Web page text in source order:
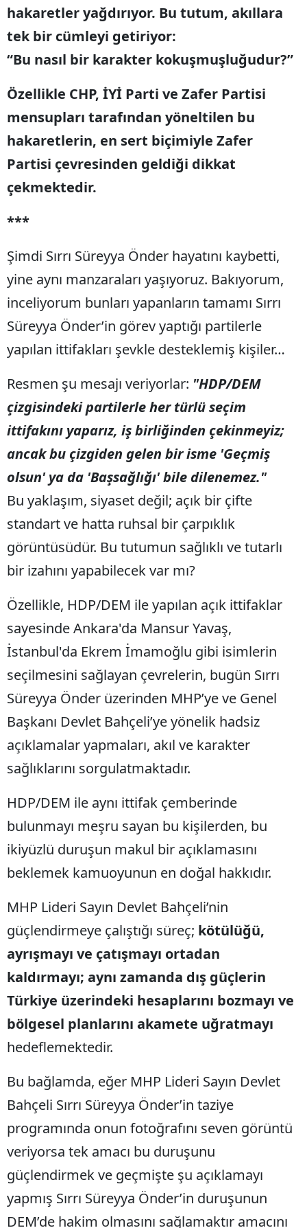
hakaretler yağdırıyor. Bu tutum, akıllara
tek bir cümleyi getiriyor:
“Bu nasıl bir karakter kokuşmuşluğudur?”
Özellikle CHP, İYİ Parti ve Zafer Partisi
mensupları tarafından yöneltilen bu
hakaretlerin, en sert biçimiyle Zafer
Partisi çevresinden geldiği dikkat
çekmektedir.
***
Şimdi Sırrı Süreyya Önder hayatını kaybetti,
yine aynı manzaraları yaşıyoruz. Bakıyorum,
inceliyorum bunları yapanların tamamı Sırrı
Süreyya Önder’in görev yaptığı partilerle
yapılan ittifakları şevkle desteklemiş kişiler…
Resmen şu mesajı veriyorlar: "HDP/DEM
çizgisindeki partilerle her türlü seçim
ittifakını yaparız, iş birliğinden çekinmeyiz;
ancak bu çizgiden gelen bir isme 'Geçmiş
olsun' ya da 'Başsağlığı' bile dilenemez."
Bu yaklaşım, siyaset değil; açık bir çifte
standart ve hatta ruhsal bir çarpıklık
görüntüsüdür. Bu tutumun sağlıklı ve tutarlı
bir izahını yapabilecek var mı?
Özellikle, HDP/DEM ile yapılan açık ittifaklar
sayesinde Ankara'da Mansur Yavaş,
İstanbul'da Ekrem İmamoğlu gibi isimlerin
seçilmesini sağlayan çevrelerin, bugün Sırrı
Süreyya Önder üzerinden MHP’ye ve Genel
Başkanı Devlet Bahçeli’ye yönelik hadsiz
açıklamalar yapmaları, akıl ve karakter
sağlıklarını sorgulatmaktadır.
HDP/DEM ile aynı ittifak çemberinde
bulunmayı meşru sayan bu kişilerden, bu
ikiyüzlü duruşun makul bir açıklamasını
beklemek kamuoyunun en doğal hakkıdır.
MHP Lideri Sayın Devlet Bahçeli’nin
güçlendirmeye çalıştığı süreç; kötülüğü,
ayrışmayı ve çatışmayı ortadan
kaldırmayı; aynı zamanda dış güçlerin
Türkiye üzerindeki hesaplarını bozmayı ve
bölgesel planlarını akamete uğratmayı
hedeflemektedir.
Bu bağlamda, eğer MHP Lideri Sayın Devlet
Bahçeli Sırrı Süreyya Önder’in taziye
programında onun fotoğrafını seven görüntü
veriyorsa tek amacı bu duruşunu
güçlendirmek ve geçmişte şu açıklamayı
yapmış Sırrı Süreyya Önder’in duruşunun
DEM’de hakim olmasını sağlamaktır amacını